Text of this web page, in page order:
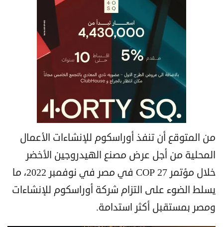
من المتوقع أن تنفذ أوراسكوم للإنشاءات الأعمال
المحلية من أجل عرض مصنع الهيدروجين الأخضر
خلال مؤتمر COP 27 في مصر في نوفمبر 2022، ما
يسلط الضوء على التزام شركة أوراسكوم للإنشاءات
ومصر بمستقبل أكثر استدامة.